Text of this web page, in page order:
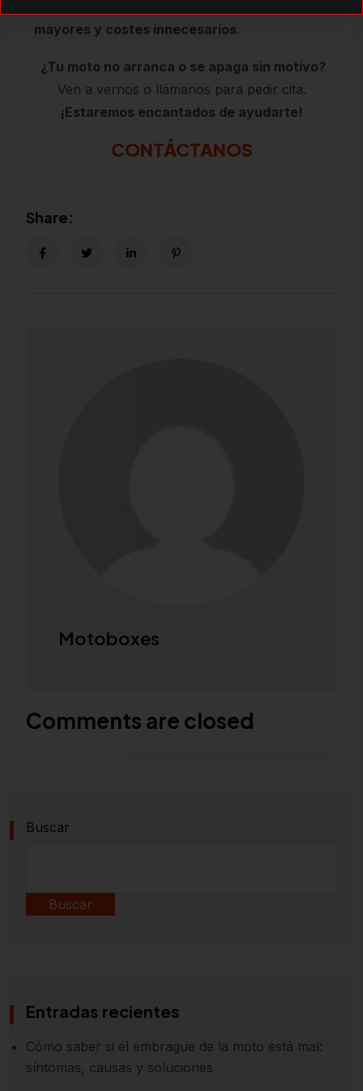
mayores y costes innecesarios.
¿Tu moto no arranca o se apaga sin motivo?
Ven a vernos o llámanos para pedir cita.
¡Estaremos encantados de ayudarte!
CONTÁCTANOS
Share:
Motoboxes
Comments are closed
Buscar
Buscar
Entradas recientes
Cómo saber si el embrague de la moto está mal:
síntomas, causas y soluciones